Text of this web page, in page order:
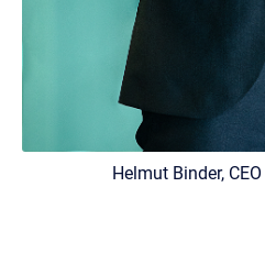
Helmut Binder,